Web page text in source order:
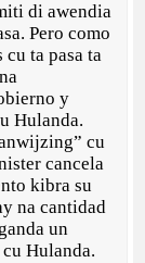
di awendia
Pero como
ta pasa ta
y
Hulanda.
cu
cancela
kibra su
na cantidad
un
Hulanda.